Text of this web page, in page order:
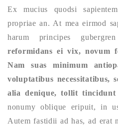
Ex mucius quodsi
propriae an. At mea eirmod
harum principes
reformidans ei vix, novum
Nam suas minimum
voluptatibus necessitatibus,
alia denique, tollit tincidunt
nonumy oblique eripuit, in
Autem fastidii ad has, ad erat